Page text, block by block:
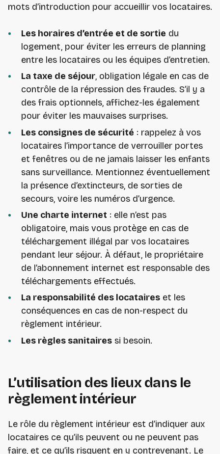
mots d’introduction pour accueillir vos locataires.
Les horaires d’entrée et de sortie du
logement, pour éviter les erreurs de planning
entre les locataires ou les équipes d’entretien.
La taxe de séjour, obligation légale en cas de
contrôle de la répression des fraudes. S’il y a
des frais optionnels, affichez-les également
pour éviter les mauvaises surprises.
Les consignes de sécurité : rappelez à vos
locataires l’importance de verrouiller portes
et fenêtres ou de ne jamais laisser les enfants
sans surveillance. Mentionnez éventuellement
la présence d’extincteurs, de sorties de
secours, voire les numéros d’urgence.
Une charte internet : elle n’est pas
obligatoire, mais vous protège en cas de
téléchargement illégal par vos locataires
pendant leur séjour. À défaut, le propriétaire
de l’abonnement internet est responsable des
téléchargements effectués.
La responsabilité des locataires et les
conséquences en cas de non-respect du
règlement intérieur.
Les règles sanitaires si besoin.
L’utilisation des lieux dans le
règlement intérieur
Le rôle du règlement intérieur est d’indiquer aux
locataires ce qu’ils peuvent ou ne peuvent pas
faire, et ce qu’ils risquent en y contrevenant. Le